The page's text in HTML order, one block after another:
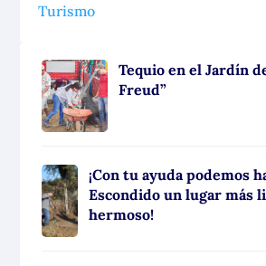
Turismo
Tequio en el Jardín
Freud”
¡Con tu ayuda podemos
Escondido un lugar más
hermoso!